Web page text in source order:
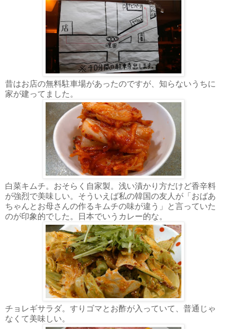
昔はお店の無料駐車場があったのですが、知らないうちに
家が建ってました。
白菜キムチ。おそらく自家製。浅い漬かり方だけど香辛料
が強烈で美味しい。そういえば私の韓国の友人が「おばあ
ちゃんとお母さんの作るキムチの味が違う」と言っていた
のが印象的でした。日本でいうカレー的な。
チョレギサラダ。すりゴマとお酢が入っていて、普通じゃ
なくて美味しい。